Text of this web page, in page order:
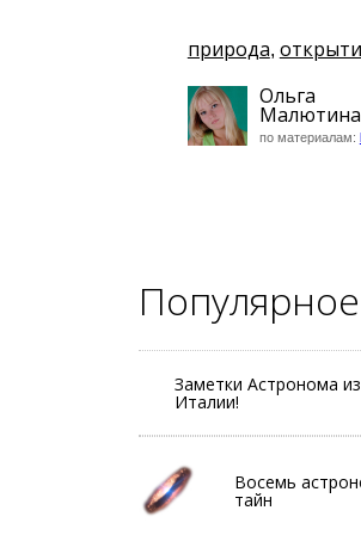
природа,
Ольга
Малютина
по материалам:
Популярное
Заметки Астронома из
Италии!
Восемь
тайн